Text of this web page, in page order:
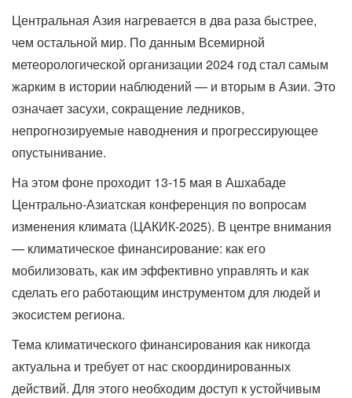
Центральная Азия нагревается в два раза быстрее,
чем остальной мир. По данным Всемирной
метеорологической организации 2024 год стал самым
жарким в истории наблюдений — и вторым в Азии. Это
означает засухи, сокращение ледников,
непрогнозируемые наводнения и прогрессирующее
опустынивание.
На этом фоне проходит 13-15 мая в Ашхабаде
Центрально-Азиатская конференция по вопросам
изменения климата (ЦАКИК-2025). В центре внимания
— климатическое финансирование: как его
мобилизовать, как им эффективно управлять и как
сделать его работающим инструментом для людей и
экосистем региона.
Тема климатического финансирования как никогда
актуальна и требует от нас скоординированных
действий. Для этого необходим доступ к устойчивым